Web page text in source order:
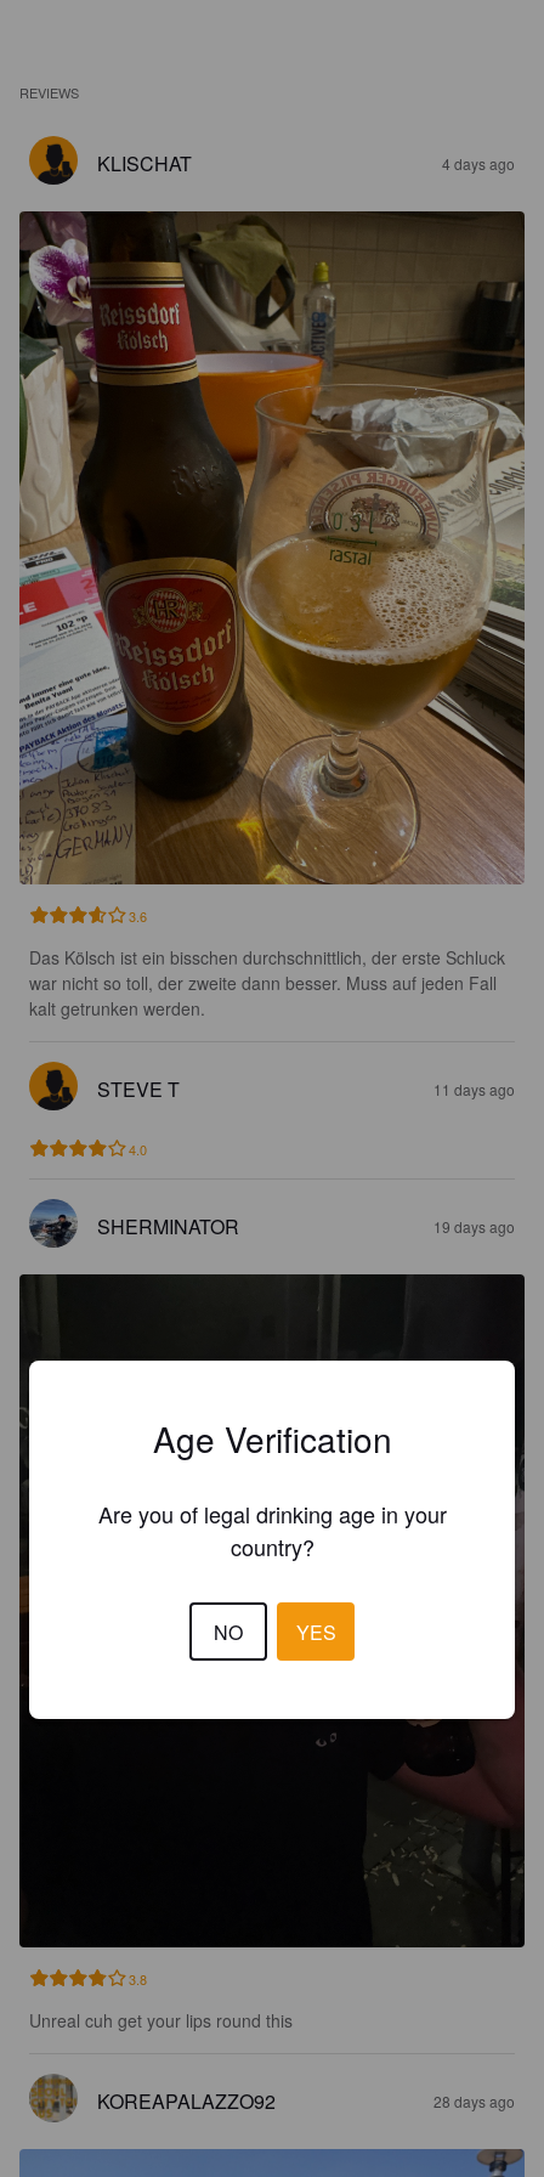
REVIEWS
KLISCHAT 4 days ago
3.6
Das Kölsch ist ein bisschen durchschnittlich, der erste Schluck
war nicht so toll, der zweite dann besser. Muss auf jeden Fall
kalt getrunken werden.
STEVE T 11 days ago
4.0
SHERMINATOR 19 days ago
3.8
Unreal cuh get your lips round this
KOREAPALAZZO92 28 days ago
Age Verification
Are you of legal drinking age in your
country?
NO YES